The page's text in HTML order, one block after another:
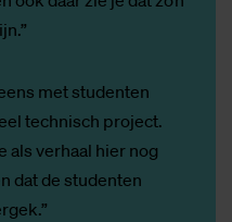
met studenten
technisch project.
als verhaal hier nog
dat de studenten